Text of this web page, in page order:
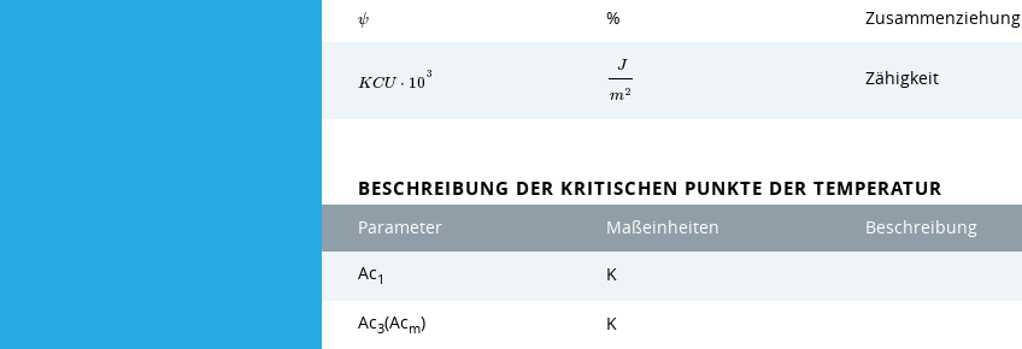
ψ % Zusammenziehung
KCU ⋅ 10
3
J
m2
Zähigkeit
BESCHREIBUNG DER KRITISCHEN PUNKTE DER TEMPERATUR
Parameter Maßeinheiten Beschreibung
Ac1 K
Ac3(Acm) K